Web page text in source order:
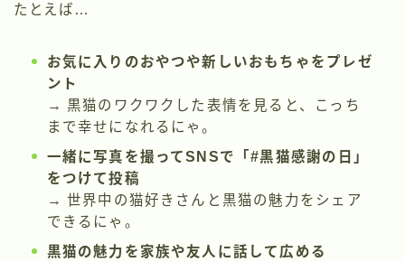
たとえば…
お気に入りのおやつや新しいおもちゃをプレゼ
ント
→ 黒猫のワクワクした表情を見ると、こっち
まで幸せになれるにゃ。
一緒に写真を撮ってSNSで「#黒猫感謝の日」
をつけて投稿
→ 世界中の猫好きさんと黒猫の魅力をシェア
できるにゃ。
黒猫の魅力を家族や友人に話して広める